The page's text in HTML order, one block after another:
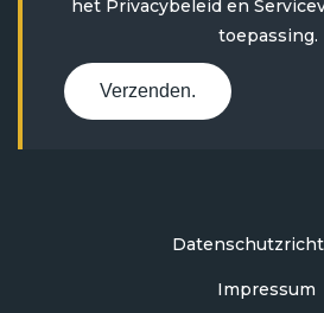
het Privacybeleid en
toepassing.
Verzenden.
Impressum